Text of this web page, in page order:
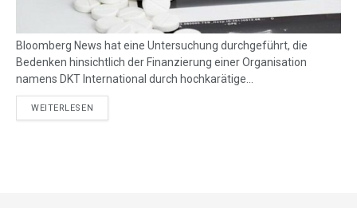
Bloomberg News hat eine Untersuchung durchgeführt, die
Bedenken hinsichtlich der Finanzierung einer Organisation
namens DKT International durch hochkarätige...
WEITERLESEN